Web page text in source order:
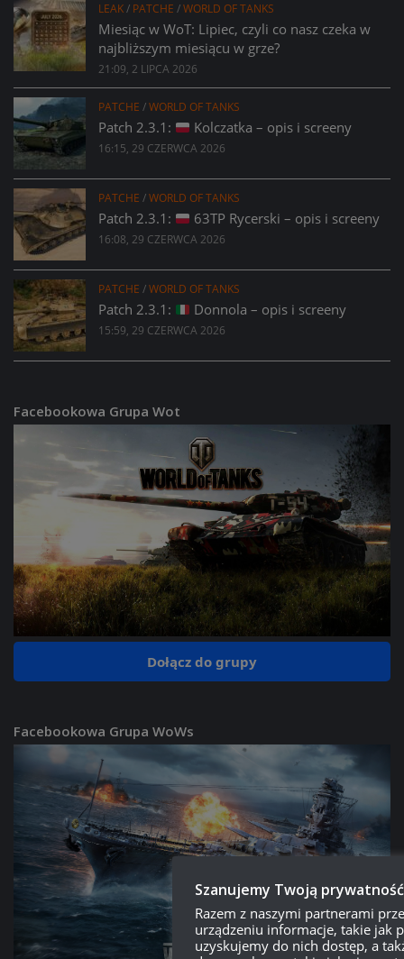
LEAK/ PATCHE /WORLD OF TANKS
Miesiąc w WoT: Lipiec, czyli co nasz czeka w
najbliższym miesiącu w grze?
21:09, 2 LIPCA 2026
PATCHE /WORLD OF TANKS
Patch 2.3.1: Kolczatka – opis i screeny
16:15, 29 CZERWCA 2026
PATCHE /WORLD OF TANKS
Patch 2.3.1: 63TP Rycerski – opis i screeny
16:08, 29 CZERWCA 2026
PATCHE /WORLD OF TANKS
Patch 2.3.1: Donnola – opis i screeny
15:59, 29 CZERWCA 2026
Facebookowa Grupa Wot
Dołącz do grupy
Facebookowa Grupa WoWs
Szanujemy Twoją prywatność
Razem z naszymi partnerami
urządzeniu informacje, takie jak
uzyskujemy do nich dostęp, a